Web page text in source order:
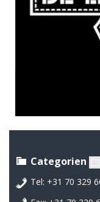
Categorien
Tel: +31 70 329